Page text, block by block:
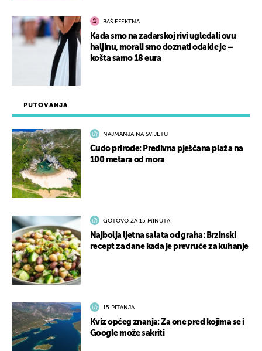
PUTOVANJA
NAJMANJA NA SVIJETU
Čudo prirode: Predivna pješčana plaža na
100 metara od mora
GOTOVO ZA 15 MINUTA
Najbolja ljetna salata od graha: Brzinski
recept za dane kada je prevruće za kuhanje
15 PITANJA
Kviz općeg znanja: Za one pred kojima se i
Google može sakriti
BAŠ EFEKTNA
Kada smo na zadarskoj rivi ugledali ovu
haljinu, morali smo doznati odakle je –
košta samo 18 eura